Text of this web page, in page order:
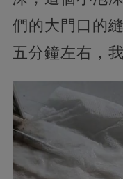
們的大門口的
五分鐘左右，